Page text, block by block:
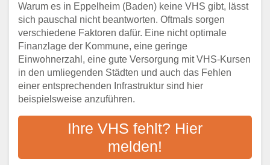
Eppelheim (Baden) VHS-Kurse in Ihrer Nähe
Abendschule in der Region rund um
Eppelheim (Baden)
VHS steht für Erwachsenenbildung
Online-Kurse: Alternative Angebote zum
VHS-Kurs
Vor- und Nachteile von Online-Kursen
Checkliste: Darauf kommt es bei
Bildungsangeboten an
Das bundesweite Volkshochschulwesen
Warum es in Eppelheim (Baden) keine VHS gibt, lässt
sich pauschal nicht beantworten. Oftmals sorgen
verschiedene Faktoren dafür. Eine nicht optimale
Finanzlage der Kommune, eine geringe
Einwohnerzahl, eine gute Versorgung mit VHS-Kursen
in den umliegenden Städten und auch das Fehlen
einer entsprechenden Infrastruktur sind hier
beispielsweise anzuführen.
Ihre VHS fehlt? Hier
melden!